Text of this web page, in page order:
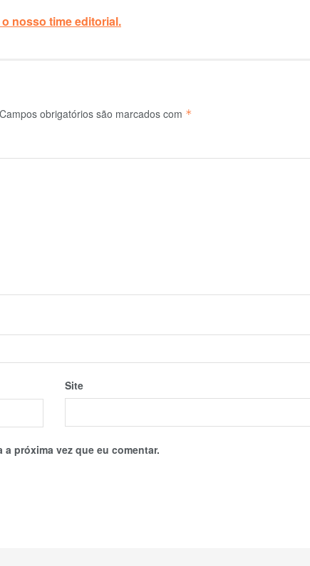
nosso time editorial.
Campos obrigatórios são marcados com *
Site
próxima vez que eu comentar.